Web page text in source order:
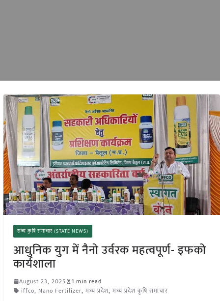
राज्य कृषि समाचार (STATE NEWS)
आधुनिक युग में नैनो उर्वरक महत्वपूर्ण- इफको
कार्यशाला
August 23, 2025
1 min read
iffco, Nano Fertilizer, मध्य प्रदेश, मध्य प्रदेश कृषि समाचार